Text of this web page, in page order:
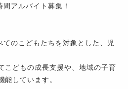
アルバイト募集！
のこどもたちを対象とした、児
こどもの成長支援や、地域の子育
能しています。